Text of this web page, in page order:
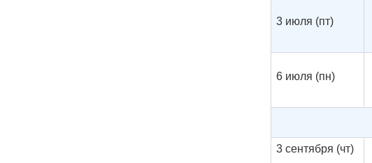
3 июля (пт)
6 июля (пн)
3 сентября (чт)